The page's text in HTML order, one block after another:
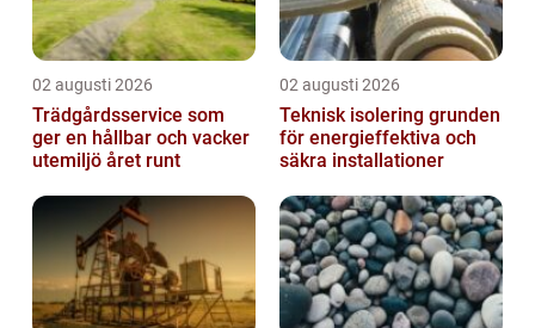
02 augusti 2026
Trädgårdsservice som
ger en hållbar och vacker
utemiljö året runt
02 augusti 2026
Teknisk isolering grunden
för energieffektiva och
säkra installationer